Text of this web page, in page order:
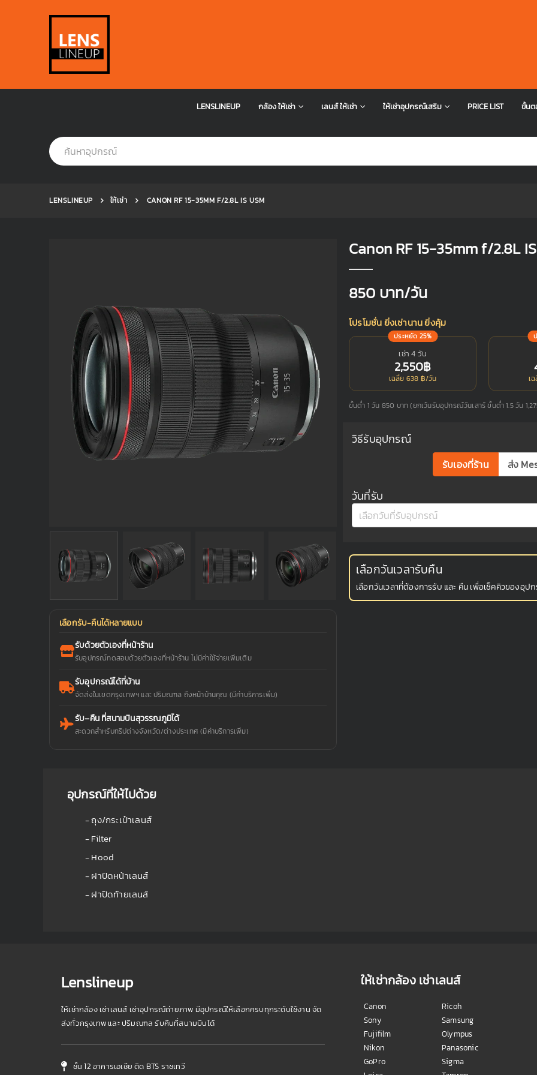
LENSLINEUP กล้อง ให้เช่า เลนส์ ให้เช่า ให้เช่าอุปกรณ์เสริม PRICE LIST ขั้นต
LENSLINEUP ให้เช่า CANON RF 15-35MM F/2.8L IS USM
เลือกรับ-คืนได้หลายแบบ
รับด้วยตัวเองที่หน้าร้าน
รับอุปกรณ์ทดสอบด้วยตัวเองที่หน้าร้าน ไม่มีค่าใช้จ่ายเพิ่มเติม
รับอุปกรณ์ได้ที่บ้าน
จัดส่งในเขตกรุงเทพฯ และ ปริมณฑล ถึงหน้าบ้านคุณ (มีค่าบริการเพิ่ม)
รับ–คืน ที่สนามบินสุวรรณภูมิได้
สะดวกสำหรับทริปต่างจังหวัด/ต่างประเทศ (มีค่าบริการเพิ่ม)
Canon RF 15-35mm f/2.8L
850 บาท/วัน
โปรโมชั่น ยิ่งเช่านาน ยิ่งคุ้ม
ประหยัด 25%
เช่า 4 วัน
2,550฿
เฉลี่ย 638 ฿/วัน เ
ขั้นต่ำ 1 วัน 850 บาท (ยกเว้นรับอุปกรณ์วันเสาร์ ขั้นต่ำ 1.5 วัน
วิธีรับอุปกรณ์
รับเองที่ร้าน ส่ง
วันที่รับ
เลือกวันเวลารับคืน
เลือกวันเวลาที่ต้องการรับ และ คืน เพื่อเช็คคิวของอุป
อุปกรณ์ที่ให้ไปด้วย
- ถุง/กระเป๋าเลนส์
- Filter
- Hood
- ฝาปิดหน้าเลนส์
- ฝาปิดท้ายเลนส์
Lenslineup
ให้เช่ากล้อง เช่าเลนส์ เช่าอุปกรณ์ถ่ายภาพ มีอุปกรณ์ให้เลือกครบทุกระดับใช้งาน จัด
ส่งทั่วกรุงเทพ และ ปริมณฑล รับคืนที่สนามบินได้
ชั้น 12 อาคารเอเชีย ติด BTS ราชเทวี
ให้เช่ากล้อง เช่าเลนส์
Canon
Sony
Fujifilm
Nikon
GoPro
Ricoh
Samsung
Olympus
Panasonic
Sigma